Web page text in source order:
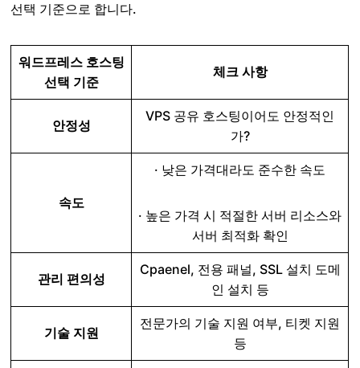
선택 기준으로 합니다.
워드프레스 호스팅
선택 기준
체크 사항
안정성
VPS 공유 호스팅이어도 안정적인
가?
속도
· 낮은 가격대라도 준수한 속도
· 높은 가격 시 적절한 서버 리소스와
서버 최적화 확인
관리 편의성
Cpaenel, 전용 패널, SSL 설치 도메
인 설치 등
기술 지원
전문가의 기술 지원 여부, 티켓 지원
등